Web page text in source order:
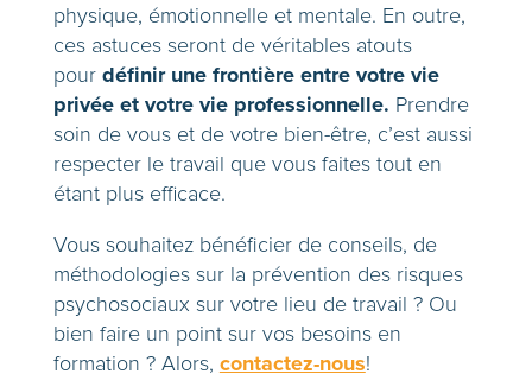
physique, émotionnelle et mentale. En outre,
ces astuces seront de véritables atouts
pour définir une frontière entre votre vie
privée et votre vie professionnelle. Prendre
soin de vous et de votre bien-être, c’est aussi
respecter le travail que vous faites tout en
étant plus efficace.
Vous souhaitez bénéficier de conseils, de
méthodologies sur la prévention des risques
psychosociaux sur votre lieu de travail ? Ou
bien faire un point sur vos besoins en
formation ? Alors, contactez-nous!